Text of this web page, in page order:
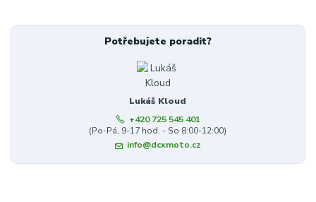
Potřebujete poradit?
Lukáš Kloud
+420 725 545 401
(Po-Pá, 9-17 hod. - So 8:00-12:00)
info@dcxmoto.cz